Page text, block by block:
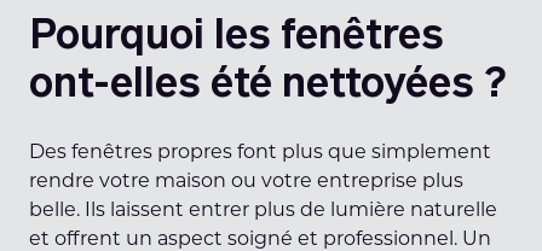
Pourquoi les fenêtres
ont-elles été nettoyées ?
Des fenêtres propres font plus que simplement
rendre votre maison ou votre entreprise plus
belle. Ils laissent entrer plus de lumière naturelle
et offrent un aspect soigné et professionnel. Un